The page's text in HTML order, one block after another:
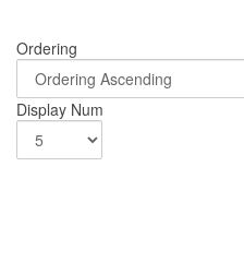
Ordering
Display Num